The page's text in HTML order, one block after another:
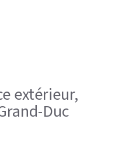
extérieur,
Duc